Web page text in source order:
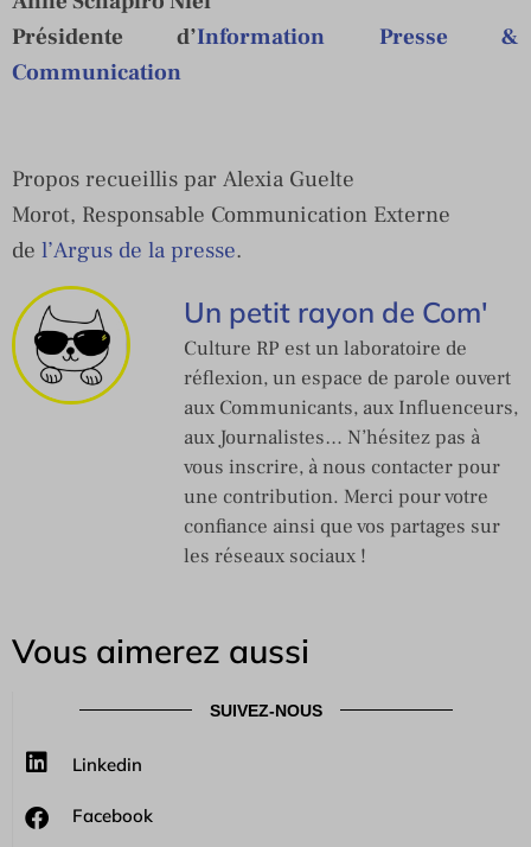
Présidente d’Information Presse &
Communication
Propos recueillis par Alexia Guelte
Morot, Responsable Communication Externe
de l’Argus de la presse.
Un petit rayon de Com'
Culture RP est un laboratoire de
réflexion, un espace de parole ouvert
aux Communicants, aux Influenceurs,
aux Journalistes… N’hésitez pas à
vous inscrire, à nous contacter pour
une contribution. Merci pour votre
confiance ainsi que vos partages sur
les réseaux sociaux !
Vous aimerez aussi
SUIVEZ-NOUS
Linkedin
Facebook